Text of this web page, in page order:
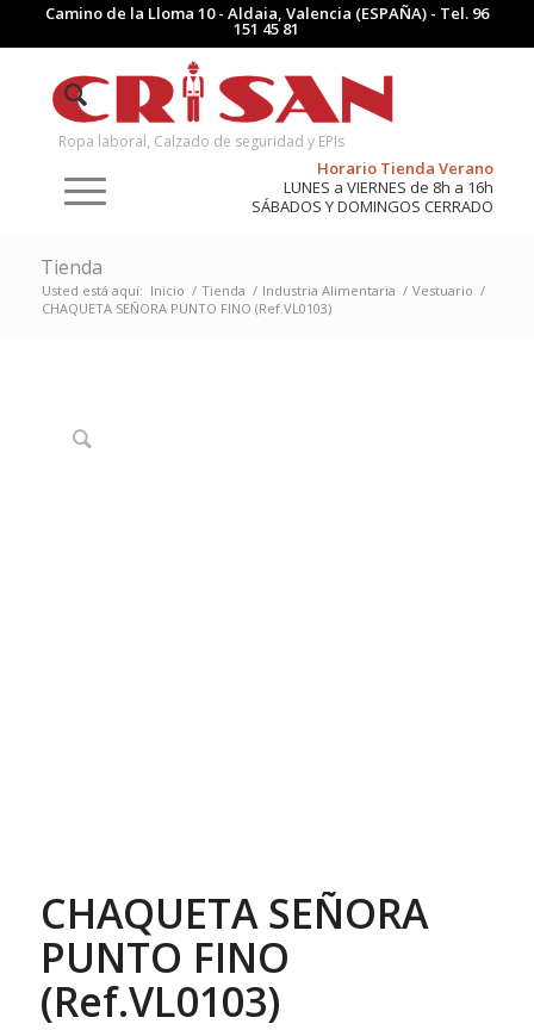
Camino de la Lloma 10 - Aldaia, Valencia (ESPAÑA) - Tel. 96
151 45 81
Ropa laboral, Calzado de seguridad y EPIs
Horario Tienda Verano
LUNES a VIERNES de 8h a 16h
SÁBADOS Y DOMINGOS CERRADO
Tienda
Usted está aquí: Inicio / Tienda / Industria Alimentaria / Vestuario /
CHAQUETA SEÑORA PUNTO FINO (Ref.VL0103)
CHAQUETA SEÑORA
PUNTO FINO
(Ref.VL0103)